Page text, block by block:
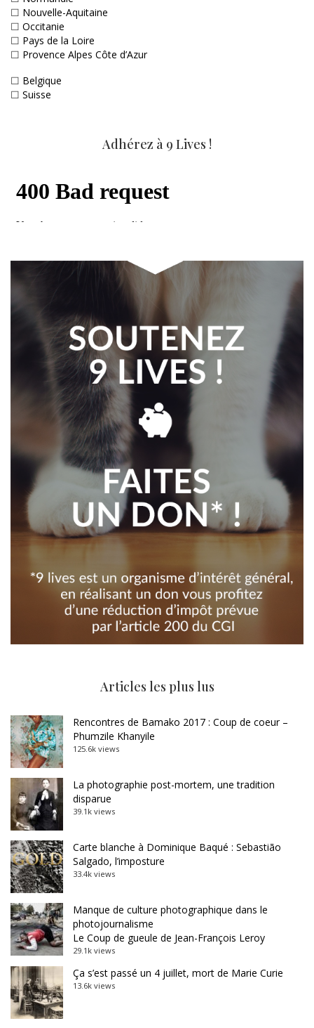
☐ Nouvelle-Aquitaine
☐ Occitanie
☐ Pays de la Loire
☐ Provence Alpes Côte d’Azur
☐ Belgique
☐ Suisse
Adhérez à 9 Lives !
Articles les plus lus
Rencontres de Bamako 2017 : Coup de coeur –
Phumzile Khanyile
125.6k views
La photographie post-mortem, une tradition
disparue
39.1k views
Carte blanche à Dominique Baqué : Sebastião
Salgado, l’imposture
33.4k views
Manque de culture photographique dans le
photojournalisme
Le Coup de gueule de Jean-François Leroy
29.1k views
Ça s’est passé un 4 juillet, mort de Marie Curie
13.6k views